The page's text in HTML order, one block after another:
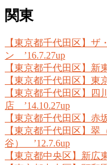
関東
【東京都千代田区】ザ
ン ’16.7.27up
【東京都千代田区】
【東京都千代田区】東
【東京都千代田区】四
店 ’14.10.27up
【東京都千代田区】
【東京都千代田区】翠
谷） ’12.7.6up
【東京都中央区】新広